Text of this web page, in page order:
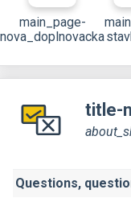
main_page-
nova_doplnovacka
title-
Questions,